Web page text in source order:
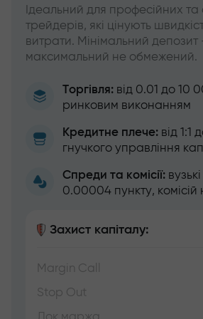
Ідеальний для професійних та
трейдерів, які цінують
витрати. Мінімальний депозит
максимальний не обмежений.
Торгівля: від 0.01 до 10
ринковим виконанням
Кредитне плече: від 1:1
гнучкого управління
Спреди та комісії:
0.00004 пункту,
Захист капіталу:
Margin Call
Stop Out